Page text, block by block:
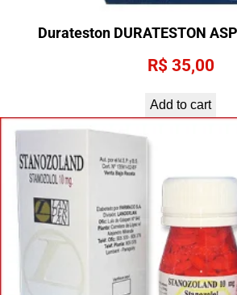
Durateston DURATESTON
R$ 35,00
Add to cart